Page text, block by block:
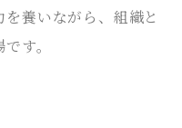
養いながら、組織と
す。